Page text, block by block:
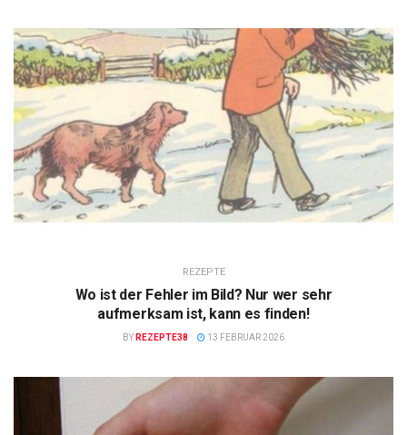
REZEPTE
Wo ist der Fehler im Bild? Nur wer sehr
aufmerksam ist, kann es finden!
BY REZEPTE38 13 FEBRUAR 2026